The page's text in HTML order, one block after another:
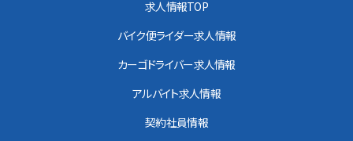
求人情報TOP
バイク便ライダー求人情報
カーゴドライバー求人情報
アルバイト求人情報
契約社員情報